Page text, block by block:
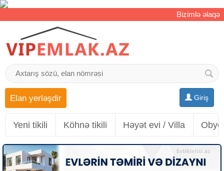
Bizimlə əlaqə
Giriş
Elan yerləşdir
Yeni tikili Köhnə tikili Həyət evi / Villa